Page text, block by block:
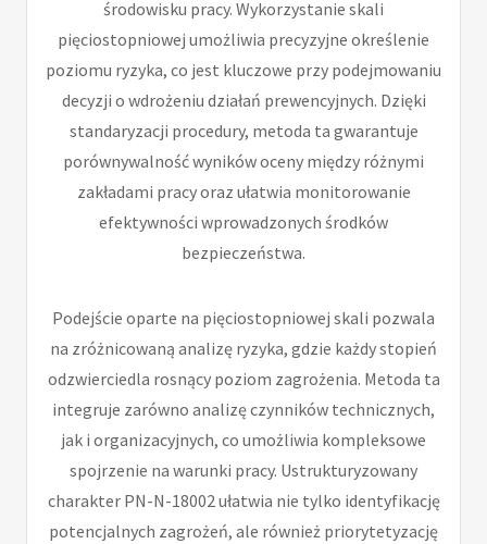
środowisku pracy. Wykorzystanie skali
pięciostopniowej umożliwia precyzyjne określenie
poziomu ryzyka, co jest kluczowe przy podejmowaniu
decyzji o wdrożeniu działań prewencyjnych. Dzięki
standaryzacji procedury, metoda ta gwarantuje
porównywalność wyników oceny między różnymi
zakładami pracy oraz ułatwia monitorowanie
efektywności wprowadzonych środków
bezpieczeństwa.
Podejście oparte na pięciostopniowej skali pozwala
na zróżnicowaną analizę ryzyka, gdzie każdy stopień
odzwierciedla rosnący poziom zagrożenia. Metoda ta
integruje zarówno analizę czynników technicznych,
jak i organizacyjnych, co umożliwia kompleksowe
spojrzenie na warunki pracy. Ustrukturyzowany
charakter PN-N-18002 ułatwia nie tylko identyfikację
potencjalnych zagrożeń, ale również priorytetyzację